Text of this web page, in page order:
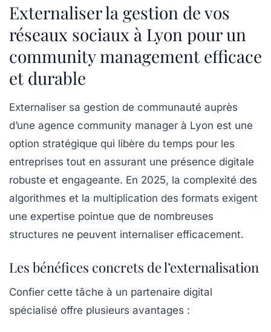
Externaliser la gestion de vos
réseaux sociaux à Lyon pour un
community management efficace
et durable
Externaliser sa gestion de communauté auprès
d’une agence community manager à Lyon est une
option stratégique qui libère du temps pour les
entreprises tout en assurant une présence digitale
robuste et engageante. En 2025, la complexité des
algorithmes et la multiplication des formats exigent
une expertise pointue que de nombreuses
structures ne peuvent internaliser efficacement.
Les bénéfices concrets de l’externalisation
Confier cette tâche à un partenaire digital
spécialisé offre plusieurs avantages :